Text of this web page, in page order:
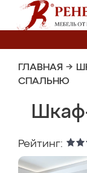
ГЛАВНАЯ →
СПАЛЬНЮ
Рейтинг: